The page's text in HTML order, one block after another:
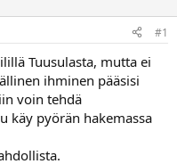
#1
Tuusulasta, mutta ei
ihminen pääsisi
voin tehdä
käy pyörän hakemassa